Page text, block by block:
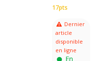
17pts
Dernier
article
disponible
en ligne
En